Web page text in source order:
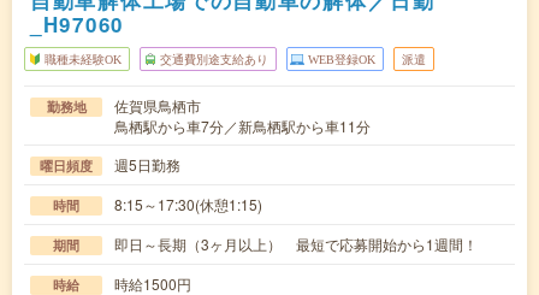
_H97060
職種未経験OK 交通費別途支給あり WEB登録OK 派遣
勤務地
佐賀県鳥栖市
鳥栖駅から車7分／新鳥栖駅から車11分
曜日頻度 週5日勤務
時間 8:15～17:30(休憩1:15)
期間 即日～長期（3ヶ月以上） 最短で応募開始から1週間！
時給 時給1500円